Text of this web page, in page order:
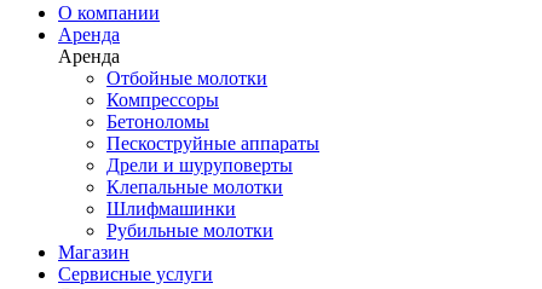
О компании
Аренда
Аренда
Отбойные молотки
Компрессоры
Бетоноломы
Пескоструйные аппараты
Дрели и шуруповерты
Клепальные молотки
Шлифмашинки
Рубильные молотки
Магазин
Сервисные услуги